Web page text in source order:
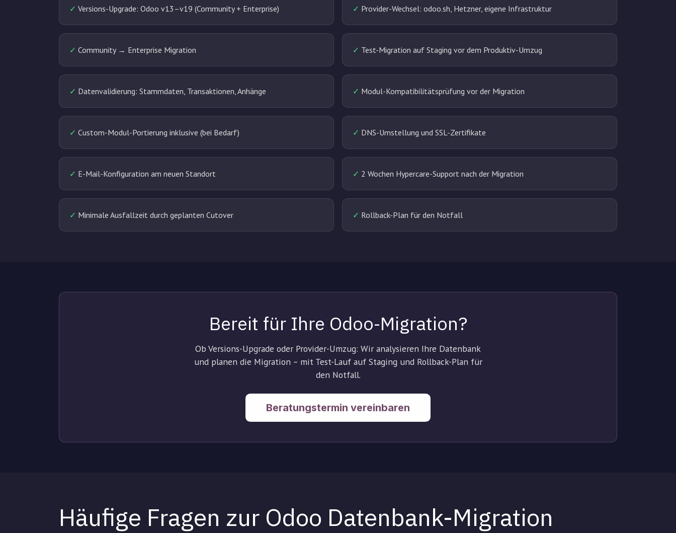
✓ Versions-Upgrade: Odoo v13–v19 (Community + Enterprise) ✓ Provider-Wechsel: odoo.sh, Hetzner, eigene Infrastruktur
✓ Community → Enterprise Migration ✓ Test-Migration auf Staging vor dem Produktiv-Umzug
✓ Datenvalidierung: Stammdaten, Transaktionen, Anhänge ✓ Modul-Kompatibilitätsprüfung vor der Migration
✓ Custom-Modul-Portierung inklusive (bei Bedarf) ✓ DNS-Umstellung und SSL-Zertifikate
✓ E-Mail-Konfiguration am neuen Standort ✓ 2 Wochen Hypercare-Support nach der Migration
✓ Minimale Ausfallzeit durch geplanten Cutover ✓ Rollback-Plan für den Notfall
Bereit für Ihre Odoo-Migration?
Ob Versions-Upgrade oder Provider-Umzug: Wir analysieren Ihre Datenbank
und planen die Migration – mit Test-Lauf auf Staging und Rollback-Plan für
den Notfall.
Beratungstermin vereinbaren
Häufige Fragen zur Odoo Datenbank-Migration